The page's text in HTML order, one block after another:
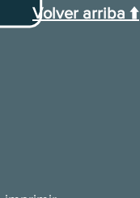
Volver arriba ⬆️